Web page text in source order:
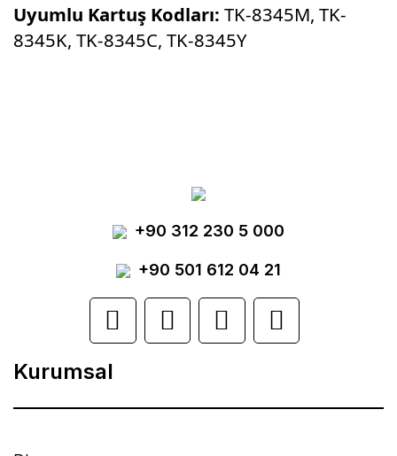
Uyumlu Kartuş Kodları: TK-8345M, TK-
8345K, TK-8345C, TK-8345Y
Yorum Yaz
Ürün resmi kalitesiz, bozuk veya
görüntülenemiyor.
Ürün açıklamasında eksik bilgiler bulunuyor.
Ürün bilgilerinde hatalar bulunuyor.
Ürün fiyatı diğer sitelerden daha pahalı.
Bu ürüne benzer farklı alternatifler olmalı.
+90 312 230 5 000
+90 501 612 04 21
Kurumsal